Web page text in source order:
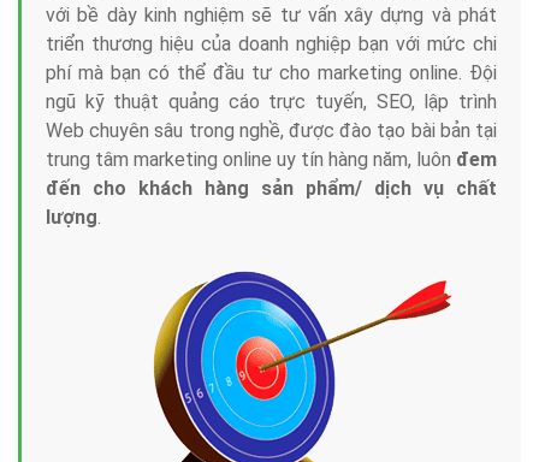
với bề dày kinh nghiệm sẽ tư vấn xây dựng và phát
triển thương hiệu của doanh nghiệp bạn với mức chi
phí mà bạn có thể đầu tư cho marketing online. Đội
ngũ kỹ thuật quảng cáo trực tuyến, SEO, lập trình
Web chuyên sâu trong nghề, được đào tạo bài bản tại
trung tâm marketing online uy tín hàng năm, luôn đem
đến cho khách hàng sản phẩm/ dịch vụ chất
lượng.